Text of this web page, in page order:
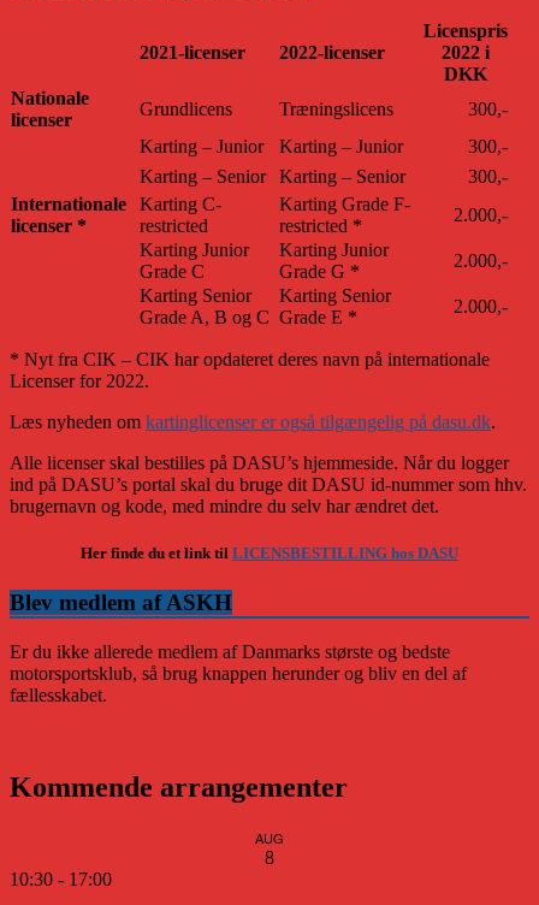
2021-licenser 2022-licenser
Licenspris
2022 i
DKK
Nationale
licenser
Grundlicens Træningslicens
300,-
Karting – Junior
Karting – Junior
300,-
Karting – Senior
Karting – Senior
300,-
Internationale
licenser *
Karting C-
restricted
Karting Grade F-
restricted *
2.000,-
Karting Junior
Grade C
Karting Junior
Grade G *
2.000,-
Karting Senior
Grade A, B og C
Karting Senior
Grade E *
2.000,-
* Nyt fra CIK – CIK har opdateret deres navn på internationale
Licenser for 2022.
Læs nyheden om kartinglicenser er også tilgængelig på dasu.dk.
Alle licenser skal bestilles på DASU’s hjemmeside. Når du logger
ind på DASU’s portal skal du bruge dit DASU id-nummer som hhv.
brugernavn og kode, med mindre du selv har ændret det.
Her finde du et link til LICENSBESTILLING hos DASU
Blev medlem af ASKH
Er du ikke allerede medlem af Danmarks største og bedste
motorsportsklub, så brug knappen herunder og bliv en del af
fællesskabet.
Kommende arrangementer
AUG
8
10:30 - 17:00